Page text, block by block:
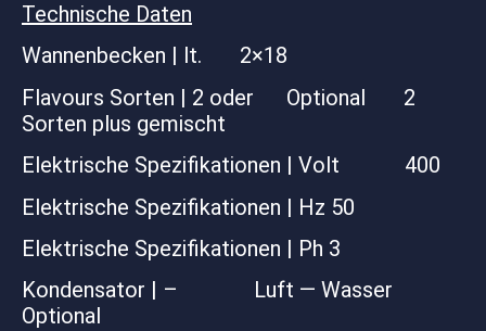
Technische Daten
Wannenbecken | lt. 2×18
Flavours Sorten | 2 oder Optional 2
Sorten plus gemischt
Elektrische Spezifikationen | Volt 400
Elektrische Spezifikationen | Hz 50
Elektrische Spezifikationen | Ph 3
Kondensator | – Luft — Wasser
Optional